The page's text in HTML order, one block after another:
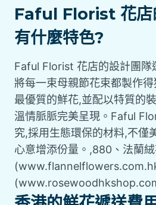
Faful Florist 花店
有什麼特色?
Faful Florist 花店的設計團隊
將每一束母親節花束都製作
最優質的鮮花,並配以特質的
溫情脈脈完美呈現。Faful
究,採用生態環保的材料,不僅
心意增添份量。,880、法蘭